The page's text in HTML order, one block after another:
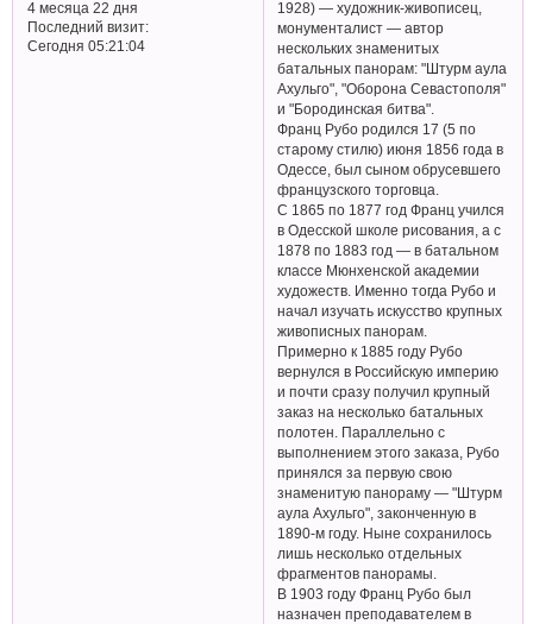
4 месяца 22 дня
Последний визит:
Сегодня 05:21:04
1928) — художник-живописец,
монументалист — автор
нескольких знаменитых
батальных панорам: "Штурм аула
Ахульго", "Оборона Севастополя"
и "Бородинская битва".
Франц Рубо родился 17 (5 по
старому стилю) июня 1856 года в
Одессе, был сыном обрусевшего
французского торговца.
С 1865 по 1877 год Франц учился
в Одесской школе рисования, а с
1878 по 1883 год — в батальном
классе Мюнхенской академии
художеств. Именно тогда Рубо и
начал изучать искусство крупных
живописных панорам.
Примерно к 1885 году Рубо
вернулся в Российскую империю
и почти сразу получил крупный
заказ на несколько батальных
полотен. Параллельно с
выполнением этого заказа, Рубо
принялся за первую свою
знаменитую панораму — "Штурм
аула Ахульго", законченную в
1890-м году. Ныне сохранилось
лишь несколько отдельных
фрагментов панорамы.
В 1903 году Франц Рубо был
назначен преподавателем в